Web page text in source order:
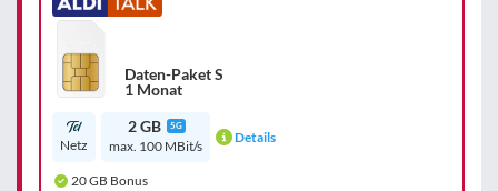
Daten-Paket S
1 Monat
Netz
2 GB 5G
max. 100 MBit/s
Details
20 GB Bonus